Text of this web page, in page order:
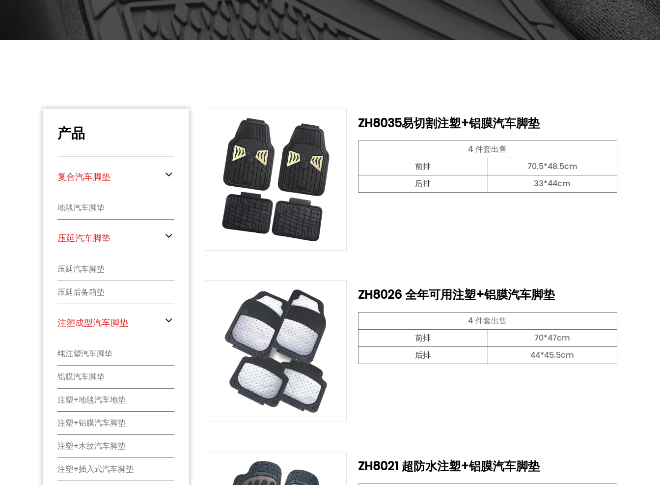
产品
复合汽车脚垫
地毯汽车脚垫
压延汽车脚垫
压延汽车脚垫
压延后备箱垫
注塑成型汽车脚垫
纯注塑汽车脚垫
铝膜汽车脚垫
注塑+地毯汽车地垫
注塑+铝膜汽车脚垫
注塑+木纹汽车脚垫
注塑+插入式汽车脚垫
ZH8035易切割注塑+铝膜汽车脚垫
4 件套出售
前排
70.5*48.5cm
后排
33*44cm
ZH8026 全年可用注塑+铝膜汽车脚垫
4 件套出售
前排
70*47cm
后排
44*45.5cm
ZH8021 超防水注塑+铝膜汽车脚垫